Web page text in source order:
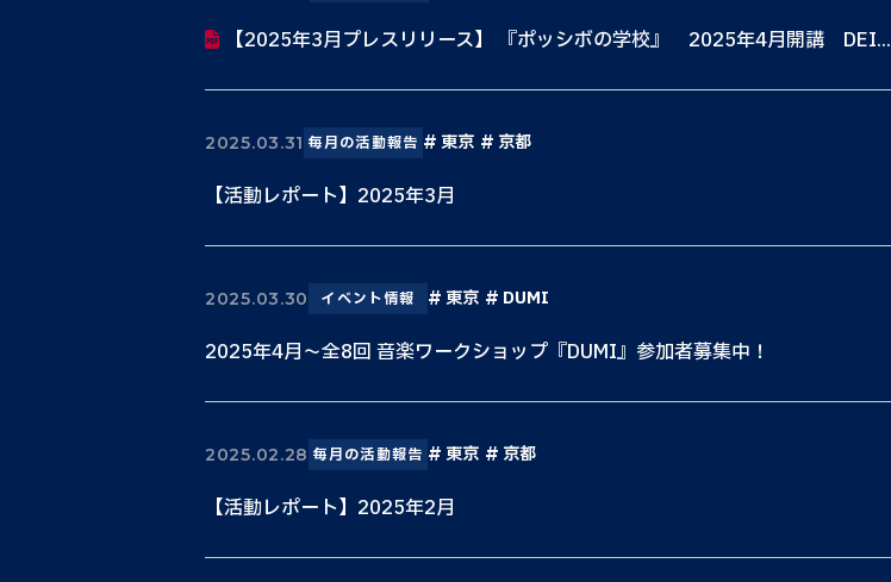
【2025年3月プレスリリース】 『ポッシボの学校』 2025年4月開講 DEI...
2025.03.31 毎月の活動報告 東京 京都
【活動レポート】2025年3月
2025.03.30 イベント情報 東京 DUMI
2025年4月〜全8回 音楽ワークショップ『DUMI』参加者募集中！
2025.02.28 毎月の活動報告 東京 京都
【活動レポート】2025年2月